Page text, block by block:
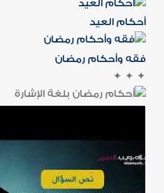
أحكام العيد
فقه وأحكام رمضان
✦
✦
✦